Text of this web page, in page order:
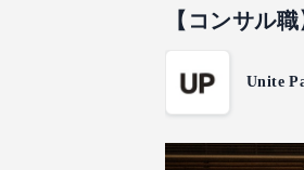
【コンサル
Unite